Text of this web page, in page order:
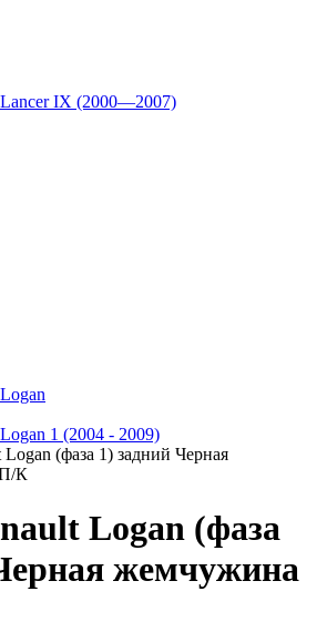
IX (2000—2007)
1 (2004 - 2009)
(фаза 1) задний Черная
К
Logan (фаза
жемчужина